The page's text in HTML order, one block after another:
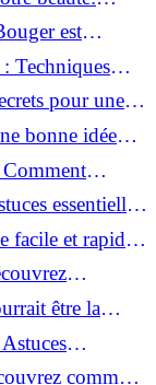
est
Techniques
pour une
bonne idée
Comment
essentielles
facile et rapide
la
être la
comment